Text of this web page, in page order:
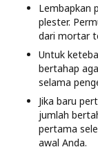
Lembapkan
plester.
dari mortar
Untuk
bertahap
selama
Jika baru
jumlah
pertama
awal Anda.